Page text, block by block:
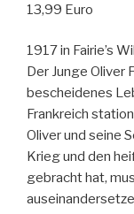
13,99 Euro
1917 in Fairie’s
Der Junge Oliver
bescheidenes
Frankreich
Oliver und seine
Krieg und den
gebracht hat,